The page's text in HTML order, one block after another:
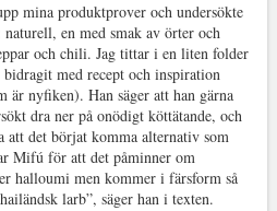
mina produktprover och undersökte
en med smak av örter och
och chili. Jag tittar i en liten folder
bidragit med recept och inspiration
är nyfiken). Han säger att han gärna
dra ner på onödigt köttätande, och
att det börjat komma alternativ som
Mifú för att det påminner om
halloumi men kommer i färsform så
larb”, säger han i texten.